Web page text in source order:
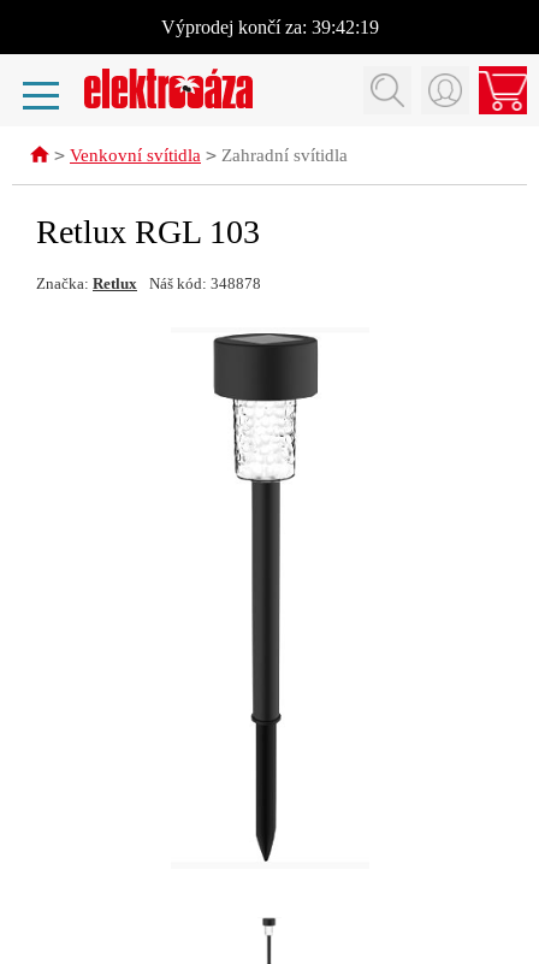
Výprodej končí za: 39:42:18
> Venkovní svítidla > Zahradní svítidla
Retlux RGL 103
Značka: Retlux Náš kód: 348878